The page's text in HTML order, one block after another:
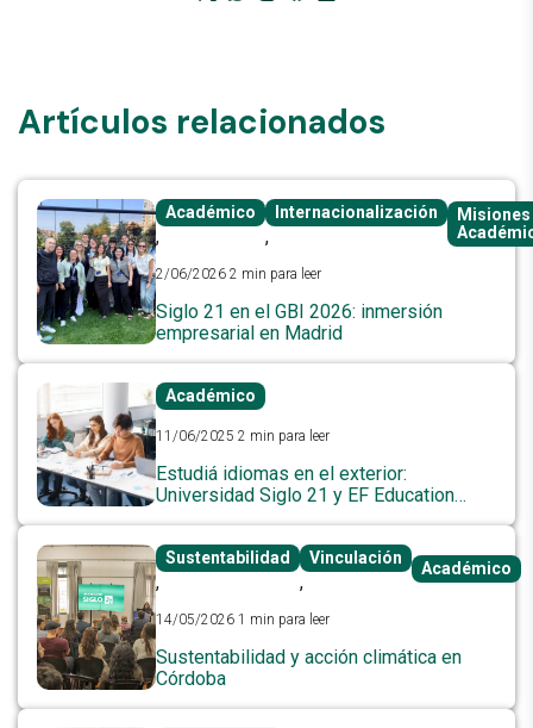
Artículos relacionados
Académico
,
Internacionalización
,
Misiones
2/06/2026 2 min para leer
Siglo 21 en el GBI 2026: inmersión
empresarial en Madrid
Académico
11/06/2025 2 min para leer
Estudiá idiomas en el exterior:
Universidad Siglo 21 y EF Education
Sustentabilidad
,
Vinculación
,
Académico
14/05/2026 1 min para leer
Sustentabilidad y acción climática en
Córdoba